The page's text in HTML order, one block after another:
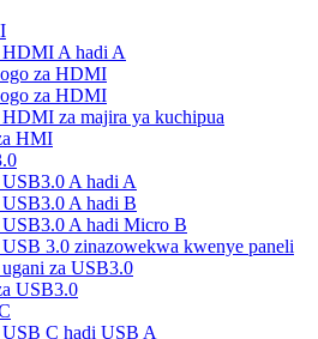
HDMI A hadi A
za HDMI
za HDMI
za majira ya kuchipua
HMI
A hadi A
A hadi B
A hadi Micro B
3.0 zinazowekwa kwenye paneli
za USB3.0
USB3.0
C hadi USB A